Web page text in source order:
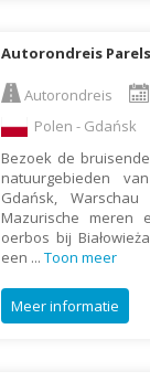
Autorondreis
Autorondreis
Polen - Gdańsk
Bezoek de
natuurgebieden
Gdańsk,
Mazurische
oerbos bij
een ... Toon meer
Meer informatie